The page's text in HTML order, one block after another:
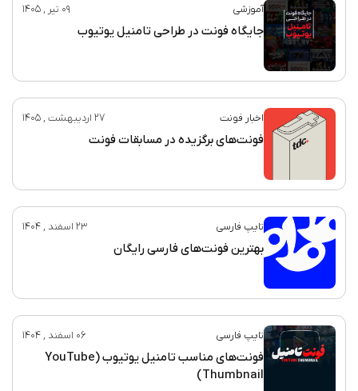
آموزشی 09 تیر , 1405
جایگاه فونت در طراحی تامنیل یوتیوب
اخبار فونت 27 اردیبهشت , 1405
فونت‌های برگزیده در مسابقات فونت
تایپ فارسی 23 اسفند , 1404
بهترین فونت‌های فارسی رایگان
تایپ فارسی 06 اسفند , 1404
فونت‌های مناسب تامنیل یوتیوب (YouTube
Thumbnail)